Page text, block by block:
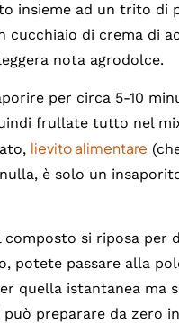
insieme ad un trito di
cucchiaio di crema di
nota agrodolce.
per circa 5-10
frullate tutto nel
lievito alimentare
è solo un
composto si riposa per
potete passare alla
quella istantanea ma
preparare da zero